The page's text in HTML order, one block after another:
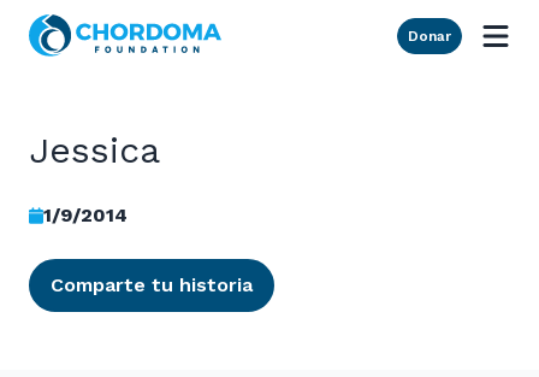
Skip to Main Content
Donar
Jessica
1/9/2014
Comparte tu historia